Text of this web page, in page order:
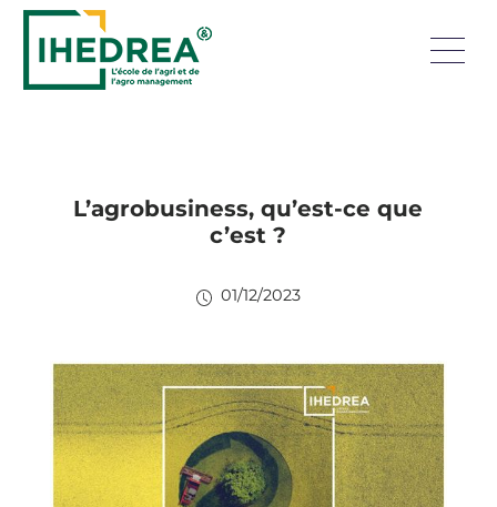
L’agrobusiness, qu’est-ce que
c’est ?
01/12/2023